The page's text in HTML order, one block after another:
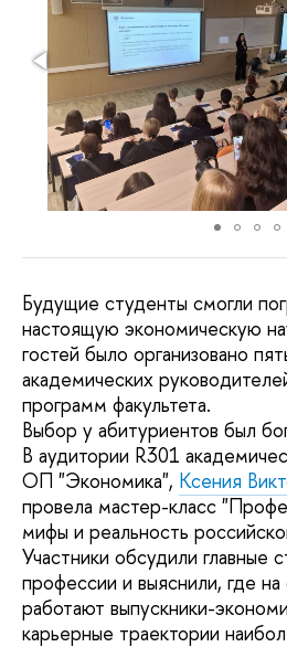
Будущие студенты смогли
настоящую экономическую
гостей было организовано
академических
программ факультета.
Выбор у абитуриентов был
В аудитории R301
ОП "Экономика", Ксения
провела мастер-класс
мифы и реальность
Участники обсудили главные
профессии и выяснили, где
работают выпускники-
карьерные траектории